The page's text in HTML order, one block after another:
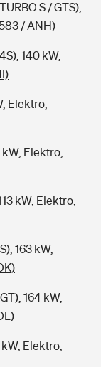
S / GTS),
/ ANH)
140 kW,
Elektro,
kW, Elektro,
kW, Elektro,
163 kW,
164 kW,
Elektro,